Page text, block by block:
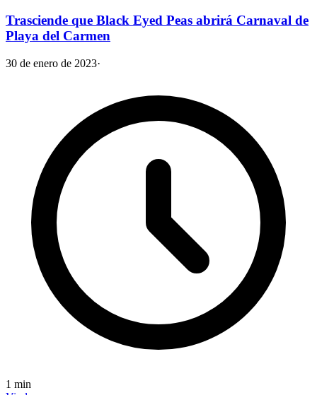
Trasciende que Black Eyed Peas abrirá Carnaval de
Playa del Carmen
30 de enero de 2023·
1 min